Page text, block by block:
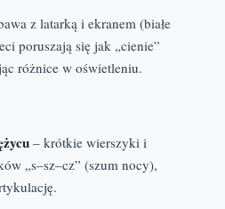
z latarką i ekranem (białe
poruszają się jak „cienie”
różnice w oświetleniu.
– krótkie wierszyki i
„s–sz–cz” (szum nocy),